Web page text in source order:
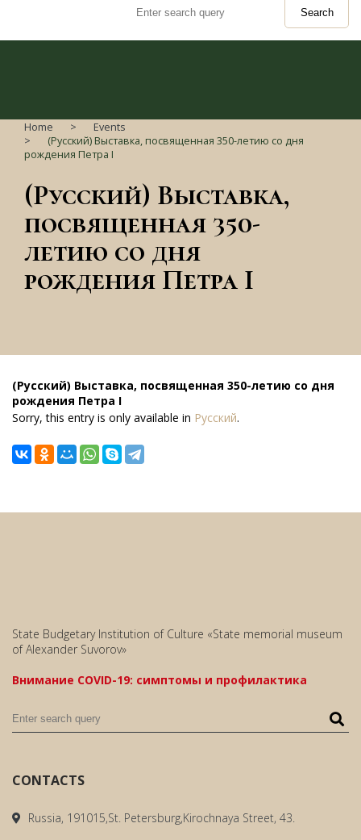
Search
Home
Events
(Русский) Выставка, посвященная 350-летию со дня
рождения Петра I
(Русский) Выставка,
посвященная 350-
летию со дня
рождения Петра I
(Русский) Выставка, посвященная 350-летию со дня
рождения Петра I
Sorry, this entry is only available in Русский.
State Budgetary Institution of Culture «State memorial museum
of Alexander Suvorov»
Внимание COVID-19: симптомы и профилактика
CONTACTS
Russia, 191015,St. Petersburg,Kirochnaya Street, 43.